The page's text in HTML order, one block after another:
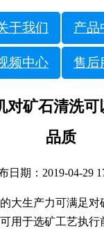
于我们 产品
频中心 售后
对矿石清洗
品质
日期：2019-04-29
大生产力可满足
用于选矿工艺执行